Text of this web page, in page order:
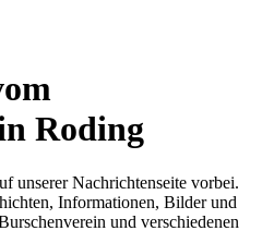
Roding
unserer Nachrichtenseite vorbei.
Informationen, Bilder und
und verschiedenen